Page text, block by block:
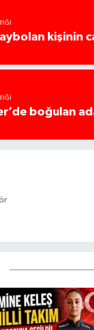
kişinin
boğulan